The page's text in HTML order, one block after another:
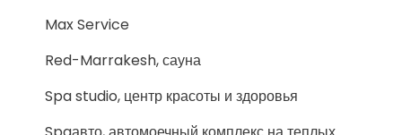
Max Service
Red-Marrakesh, сауна
Spa studio, центр красоты и здоровья